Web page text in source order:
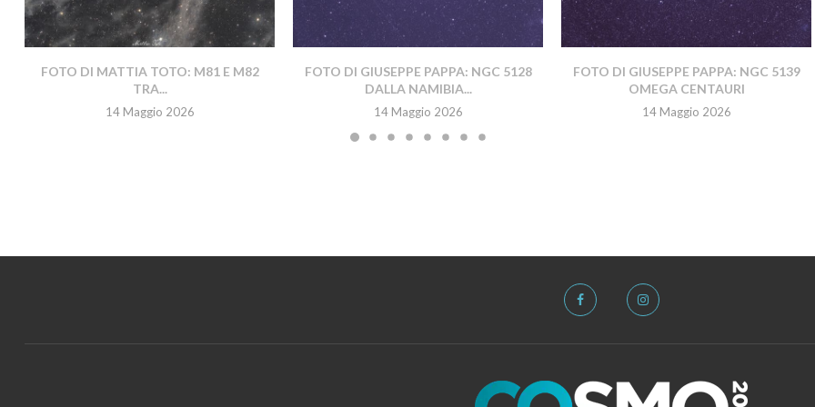
FOTO DI MATTIA TOTO: M81 E M82
TRA...
14 Maggio 2026
FOTO DI GIUSEPPE PAPPA: NGC 5128
DALLA NAMIBIA...
14 Maggio 2026
FOTO DI GIUSEPPE PAPPA: NGC 5139
OMEGA CENTAURI
14 Maggio 2026